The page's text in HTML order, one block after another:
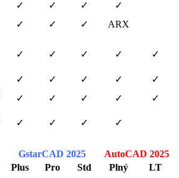
✓ ✓ ✓
✓
✓ ✓ ✓
ARX
✓ ✓ ✓ ✓ ✓
✓ ✓ ✓ ✓
✓
✓ ✓ ✓ ✓
✓
✓ ✓ ✓
✓
GstarCAD 2025
AutoCAD 2025
Plus Pro Std Plný
LT